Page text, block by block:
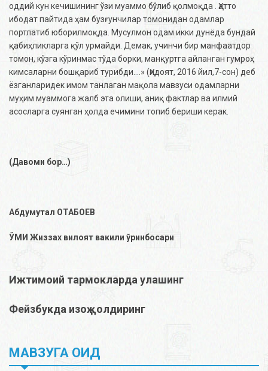
оддий кун кечишининг ўзи муаммо бўлиб қолмоқда . Ҳатто
ибодат пайтида ҳам бузғунчилар томонидан одамлар
портлатиб юборилмоқда. Мусулмон одам икки дунёда бундай
қабиҳликларга қўл урмайди. Демак, учинчи бир манфаатдор
томон, кўзга кўринмас тўда борки, манқуртга айланган гумроҳ
кимсаларни бошқариб турибди….» (Ҳидоят, 2016 йил,7-сон) деб
ёзганларидек имом танлаган мақола мавзуси одамларни
муҳим муаммога жалб эта олиши, аниқ фактлар ва илмий
асосларга суянган ҳолда ечимини топиб бериши керак.
(Давоми бор…)
Абдумутал ОТАБОЕВ
ЎМИ Жиззах вилоят вакили ўринбосари
Ижтимоий тармокларда улашинг
Фейзбукда изоҳ қолдиринг
МАВЗУГА ОИД